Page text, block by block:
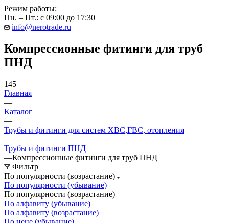
Режим работы:
Пн. – Пт.: с 09:00 до 17:30
info@nerotrade.ru
Компрессионные фитинги для труб
ПНД
145
Главная
—
Каталог
—
Трубы и фитинги для систем ХВС,ГВС, отопления
—
Трубы и фитинги ПНД
—Компрессионные фитинги для труб ПНД
Фильтр
По популярности (возрастание)
По популярности (убывание)
По популярности (возрастание)
По алфавиту (убывание)
По алфавиту (возрастание)